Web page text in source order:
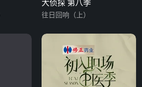
大侦探 第八季
往日回响（上）